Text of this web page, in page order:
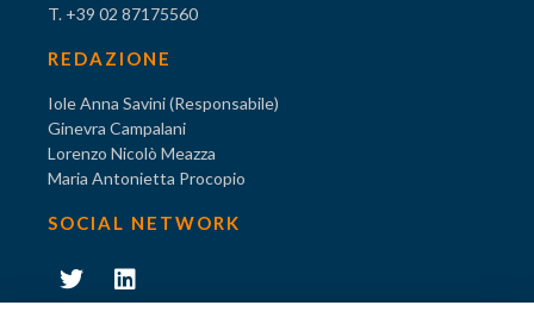
T. +39 02 87175560
REDAZIONE
Iole Anna Savini (Responsabile)
Ginevra Campalani
Lorenzo Nicolò Meazza
Maria Antonietta Procopio
SOCIAL NETWORK